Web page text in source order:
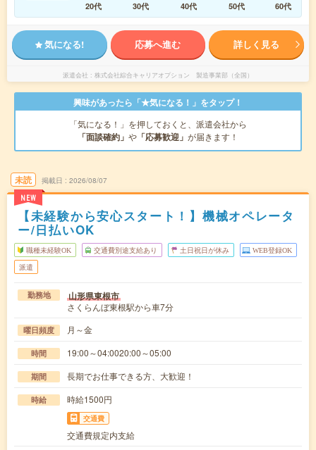
20代
30代 40代 50代 60代
気になる! 応募へ進む 詳しく見る
派遣会社 株式会社綜合キャリアオプション 製造事業部（全国）
興味があったら「★気になる！」をタップ！
「気になる！」を押しておくと、派遣会社から
「面談確約」 や 「応募歓迎」 が届きます！
未読
NEW
掲載日 2026/08/07
【未経験から安心スタート！】機械オペレータ
ー/日払いOK
職種未経験OK 交通費別途支給あり 土日祝日が休み WEB登録OK
派遣
勤務地 山形県東根市
さくらんぼ東根駅から車7分
曜日頻度 月～金
時間 19:00～04:0020:00～05:00
期間 長期でお仕事できる方、大歓迎！
時給 時給1500円
交通費
交通費規定内支給